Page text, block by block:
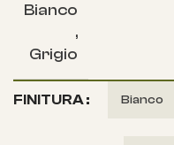
Bianco
,
Grigio
FINITURA